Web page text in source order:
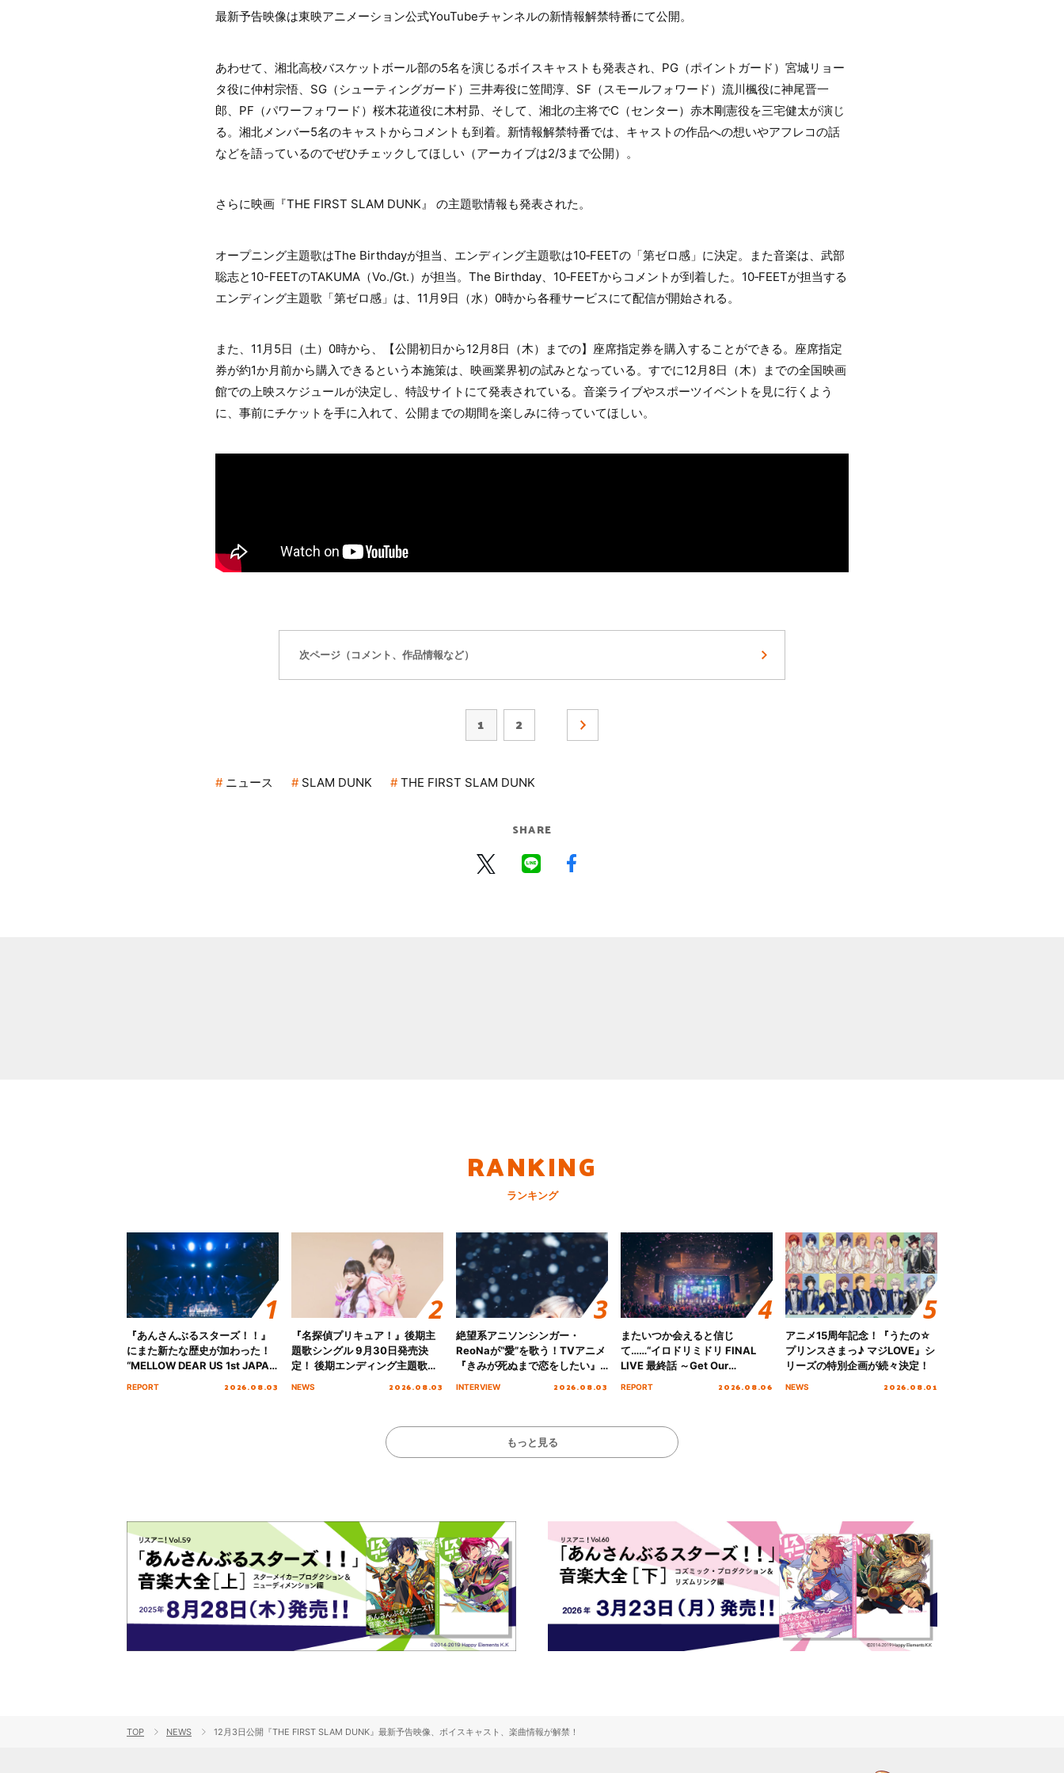
最新予告映像は東映アニメーション公式YouTubeチャンネルの新情報解禁特番にて公開。
あわせて、湘北高校バスケットボール部の5名を演じるボイスキャストも発表され、PG（ポイントガード）宮城リョー
タ役に仲村宗悟、SG（シューティングガード）三井寿役に笠間淳、SF（スモールフォワード）流川楓役に神尾晋一
郎、PF（パワーフォワード）桜木花道役に木村昴、そして、湘北の主将でC（センター）赤木剛憲役を三宅健太が演じ
る。湘北メンバー5名のキャストからコメントも到着。新情報解禁特番では、キャストの作品への想いやアフレコの話
などを語っているのでぜひチェックしてほしい（アーカイブは2/3まで公開）。
さらに映画『THE FIRST SLAM DUNK』 の主題歌情報も発表された。
オープニング主題歌はThe Birthdayが担当、エンディング主題歌は10‐FEETの「第ゼロ感」に決定。また音楽は、武部
聡志と10-FEETのTAKUMA（Vo./Gt.）が担当。The Birthday、10‐FEETからコメントが到着した。10‐FEETが担当する
エンディング主題歌「第ゼロ感」は、11月9日（水）0時から各種サービスにて配信が開始される。
また、11月5日（土）0時から、【公開初日から12月8日（木）までの】座席指定券を購入することができる。座席指定
券が約1か月前から購入できるという本施策は、映画業界初の試みとなっている。すでに12月8日（木）までの全国映画
館での上映スケジュールが決定し、特設サイトにて発表されている。音楽ライブやスポーツイベントを見に行くよう
に、事前にチケットを手に入れて、公開までの期間を楽しみに待っていてほしい。
次ページ（コメント、作品情報など）
1 2
ニュース SLAM DUNK THE FIRST SLAM DUNK
SHARE
RANKING
ランキング
『あんさんぶるスターズ！！』
にまた新たな歴史が加わった！
“MELLOW DEAR US 1st JAPAN
!!」Dear 横浜BUNTAI”をレポー
REPORT 2026.08.03
『名探偵プリキュア！』後期主
題歌シングル 9月30日発売決
定！ 後期エンディング主題歌
NEWS 2026.08.03
絶望系アニソンシンガー・
ReoNaが“愛”を歌う！TVアニメ
『きみが死ぬまで恋をしたい』
INTERVIEW 2026.08.03
またいつか会えると信じ
て……“イロドリミドリ FINAL
LIVE 最終話 ～Get Our
REPORT 2026.08.06
アニメ15周年記念！『うたの☆
プリンスさまっ♪ マジLOVE』シ
リーズの特別企画が続々決定！
NEWS 2026.08.01
もっと見る
TOP NEWS 12月3日公開『THE FIRST SLAM DUNK』最新予告映像、ボイスキャスト、楽曲情報が解禁！